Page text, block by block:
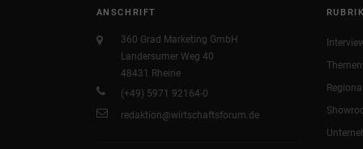
ANSCHRIFT
360 Grad Marketing GmbH
Landersumer Weg 40
48431 Rheine
(+49) 5971 92164-0
redaktion@wirtschaftsforum.de
Regional